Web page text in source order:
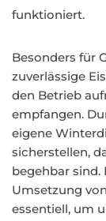
funktioniert.
Besonders für
zuverlässige
den Betrieb
empfangen.
eigene
sicherstellen,
begehbar
Umsetzung
essentiell, um